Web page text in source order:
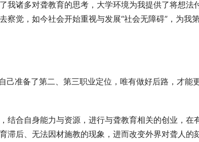
我诸多对聋教育的思考，大学环境为我提供了将想法
觉，如今社会开始重视与发展“社会无障碍”，为我
己准备了第二、第三职业定位，唯有做好后路，才能
结合自身能力与资源，进行与聋教育相关的创业，在
滞后、无法因材施教的现象，进而改变外界对聋人的